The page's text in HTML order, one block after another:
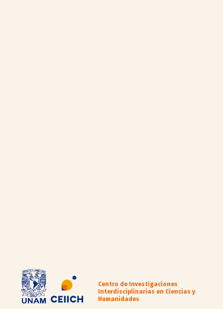
Centro de Investigaciones
Interdisciplinarias en Ciencias y
Humanidades